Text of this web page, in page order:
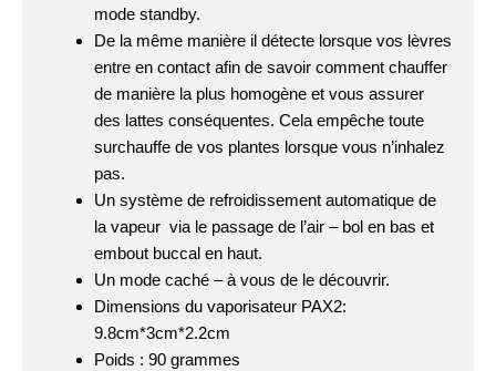
mode standby.
De la même manière il détecte lorsque vos lèvres
entre en contact afin de savoir comment chauffer
de manière la plus homogène et vous assurer
des lattes conséquentes. Cela empêche toute
surchauffe de vos plantes lorsque vous n’inhalez
pas.
Un système de refroidissement automatique de
la vapeur via le passage de l’air – bol en bas et
embout buccal en haut.
Un mode caché – à vous de le découvrir.
Dimensions du vaporisateur PAX2:
9.8cm*3cm*2.2cm
Poids : 90 grammes